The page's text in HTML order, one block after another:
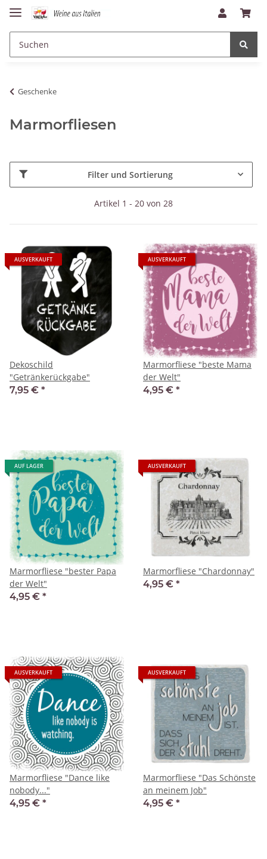
Geschenke
Marmorfliesen
Filter und Sortierung
Artikel 1 - 20 von 28
AUSVERKAUFT
Dekoschild
"Getränkerückgabe"
7,95 € *
AUSVERKAUFT
Marmorfliese "beste Mama
der Welt"
4,95 € *
AUF LAGER
Marmorfliese "bester Papa
der Welt"
4,95 € *
AUSVERKAUFT
Marmorfliese "Chardonnay"
4,95 € *
AUSVERKAUFT
Marmorfliese "Dance like
nobody..."
4,95 € *
AUSVERKAUFT
Marmorfliese "Das Schönste
an meinem Job"
4,95 € *